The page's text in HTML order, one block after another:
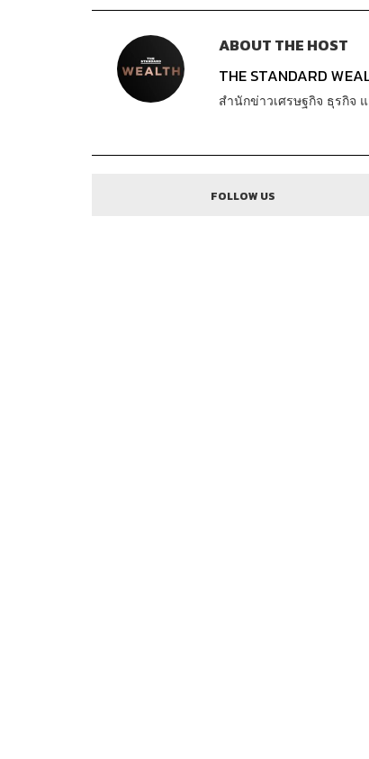
ABOUT THE HOST
THE STANDARD
สำนักข่าวเศรษฐกิจ ธุรกิจ
FOLLOW US